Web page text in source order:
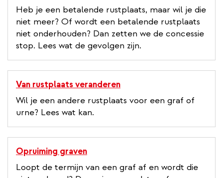
Heb je een betalende rustplaats, maar wil je die
niet meer? Of wordt een betalende rustplaats
niet onderhouden? Dan zetten we de concessie
stop. Lees wat de gevolgen zijn.
Van rustplaats veranderen
Wil je een andere rustplaats voor een graf of
urne? Lees wat kan.
Opruiming graven
Loopt de termijn van een graf af en wordt die